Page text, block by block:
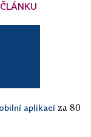
aplikací za 80